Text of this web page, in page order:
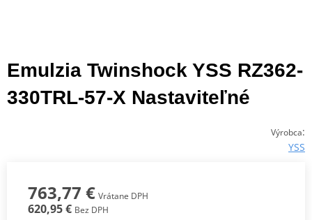
Emulzia Twinshock YSS RZ362-
330TRL-57-X Nastaviteľné
Výrobca:
YSS
763,77 € Vrátane DPH
620,95 € Bez DPH